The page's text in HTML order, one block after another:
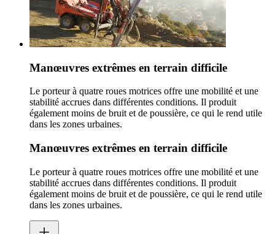
Manœuvres extrêmes en terrain difficile
Le porteur à quatre roues motrices offre une mobilité et une
stabilité accrues dans différentes conditions. Il produit
également moins de bruit et de poussière, ce qui le rend utile
dans les zones urbaines.
Manœuvres extrêmes en terrain difficile
Le porteur à quatre roues motrices offre une mobilité et une
stabilité accrues dans différentes conditions. Il produit
également moins de bruit et de poussière, ce qui le rend utile
dans les zones urbaines.